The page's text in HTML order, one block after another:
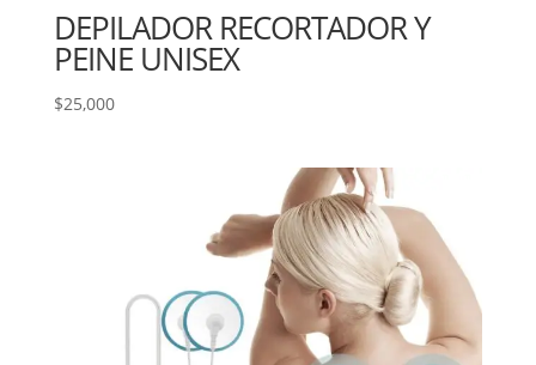
DEPILADOR RECORTADOR Y
PEINE UNISEX
$25,000